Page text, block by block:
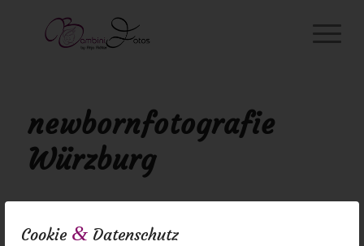
Cookie & Datenschutz
newbornfotografie
Würzburg